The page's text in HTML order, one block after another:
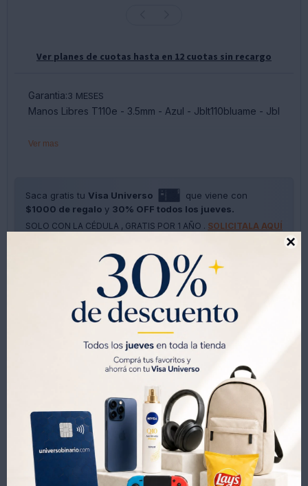

Ver planes de cuotas hasta en 12 cuotas sin recargo
Garantia:3 MESES
Manos Libres T110e - 3.5mm - Azul - Jblt110bluame - Jbl
Ver mas
Saca gratis tu Visa Universo
que viene con
$1000 de regalo y 30% OFF todos los jueves.
SOLO CON LA CÉDULA , GRATIS POR 1 AÑO . SOLICITALA AQUÍ

Métodos y costos de envíos
Productos que te pueden interesar